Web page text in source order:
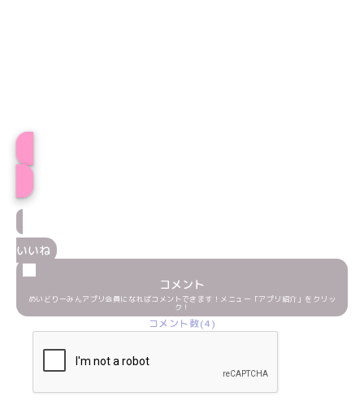
いいね
コメント
めいどりーみんアプリ会員になればコメントできます！メニュー「アプリ紹介」をクリッ
ク！
コメント数(4)